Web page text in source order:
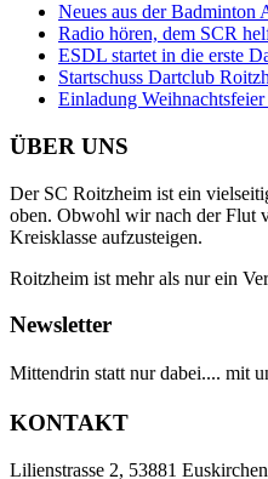
Neues aus der Badminton
Radio hören, dem SCR
ESDL startet in die erste
Startschuss Dartclub
Einladung
ÜBER UNS
Der SC Roitzheim ist ein
oben. Obwohl wir nach der Flut
Kreisklasse aufzusteigen.
Roitzheim ist mehr als nur ein
Newsletter
Mittendrin statt nur dabei.... mit
KONTAKT
Lilienstrasse 2, 53881